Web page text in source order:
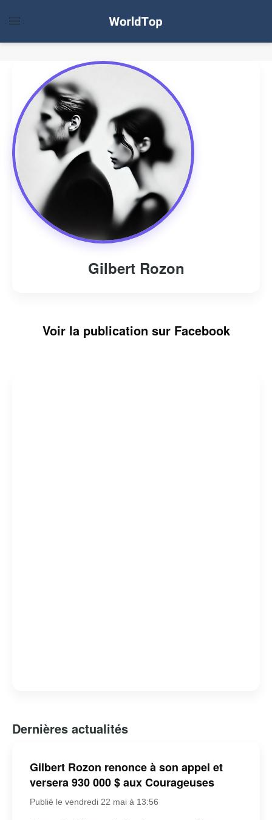
Gilbert Rozon
Voir la publication sur Facebook
Dernières actualités
Gilbert Rozon renonce à son appel et
versera 930 000 $ aux Courageuses
Publié le vendredi 22 mai à 13:56